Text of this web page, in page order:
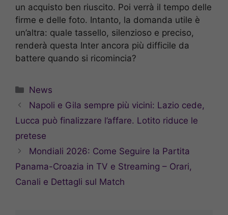
un acquisto ben riuscito. Poi verrà il tempo delle
firme e delle foto. Intanto, la domanda utile è
un’altra: quale tassello, silenzioso e preciso,
renderà questa Inter ancora più difficile da
battere quando si ricomincia?
Categorie
News
Napoli e Gila sempre più vicini: Lazio cede,
Lucca può finalizzare l’affare. Lotito riduce le
pretese
Mondiali 2026: Come Seguire la Partita
Panama-Croazia in TV e Streaming – Orari,
Canali e Dettagli sul Match